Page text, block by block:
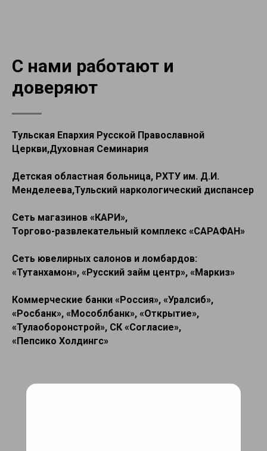
С нами работают и
доверяют
Тульская Епархия Русской Православной
Церкви,Духовная Семинария
Детская областная больница, РХТУ им. Д.И.
Менделеева,Тульский наркологический диспансер
Сеть магазинов «КАРИ»,
Торгово-развлекательный комплекс «САРАФАН»
Сеть ювелирных салонов и ломбардов:
«Тутанхамон», «Русский займ центр», «Маркиз»
Коммерческие банки «Россия», «Уралсиб»,
«Росбанк», «Мособлбанк», «Открытие»,
«Тулаоборонстрой», СК «Согласие»,
«Пепсико Холдингс»